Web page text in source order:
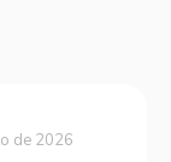
de 2026